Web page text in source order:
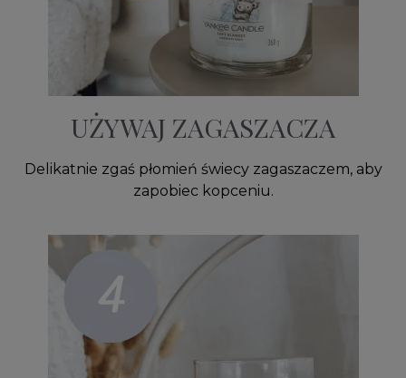
UŻYWAJ ZAGASZACZA
Delikatnie zgaś płomień świecy zagaszaczem, aby
zapobiec kopceniu.